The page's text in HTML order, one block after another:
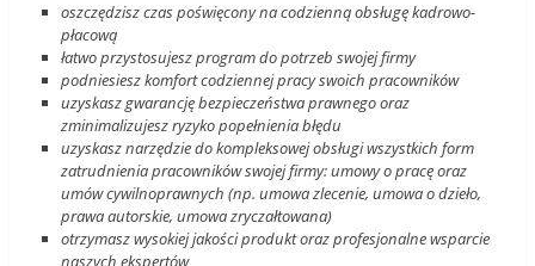
oszczędzisz czas poświęcony na codzienną obsługę kadrowo-
płacową
łatwo przystosujesz program do potrzeb swojej firmy
podniesiesz komfort codziennej pracy swoich pracowników
uzyskasz gwarancję bezpieczeństwa prawnego oraz
zminimalizujesz ryzyko popełnienia błędu
uzyskasz narzędzie do kompleksowej obsługi wszystkich form
zatrudnienia pracowników swojej firmy: umowy o pracę oraz
umów cywilnoprawnych (np. umowa zlecenie, umowa o dzieło,
prawa autorskie, umowa zryczałtowana)
otrzymasz wysokiej jakości produkt oraz profesjonalne wsparcie
naszych ekspertów